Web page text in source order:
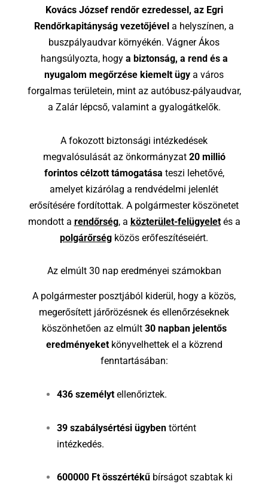
Kovács József rendőr ezredessel, az Egri
Rendőrkapitányság vezetőjével a helyszínen, a
buszpályaudvar környékén. Vágner Ákos
hangsúlyozta, hogy a biztonság, a rend és a
nyugalom megőrzése kiemelt ügy a város
forgalmas területein, mint az autóbusz-pályaudvar,
a Zalár lépcső, valamint a gyalogátkelők.
A fokozott biztonsági intézkedések
megvalósulását az önkormányzat 20millió
forintos célzott támogatása teszi lehetővé,
amelyet kizárólag a rendvédelmi jelenlét
erősítésére fordítottak. A polgármester köszönetet
mondott a rendőrség, a közterület-felügyeletés a
polgárőrség közös erőfeszítéseiért.
Az elmúlt 30 nap eredményei számokban
A polgármester posztjából kiderül, hogy a közös,
megerősített járőrözésnek és ellenőrzéseknek
köszönhetően az elmúlt 30napban jelentős
eredményeketkönyvelhettek el a közrend
fenntartásában:
436személytellenőriztek.
39szabálysértési ügybentörtént
intézkedés.
600000Ft összértékűbírságot szabtak ki